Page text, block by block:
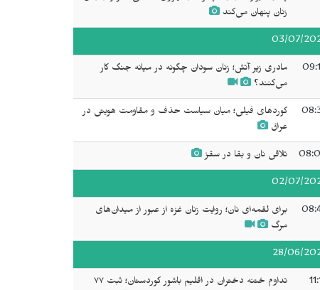
زنان پنهان می‌کند
03/07/
مادری زیر آتش؛ زنان سودان چگونه در میانه جنگ کار
می‌کنند؟
کوردهای فیلی؛ میان سیاست حذف و مقاومت هویتی در
عراق
تلاقی نان و بقا در سقز
02/07/
برای لقمه‌ای نان؛ روایت زنان غزه از عبور از میدان‌های
مرگ
28/06/
تداوم ختنه دختران در اقلیم باشور کوردستان؛ ثبت ۷۷